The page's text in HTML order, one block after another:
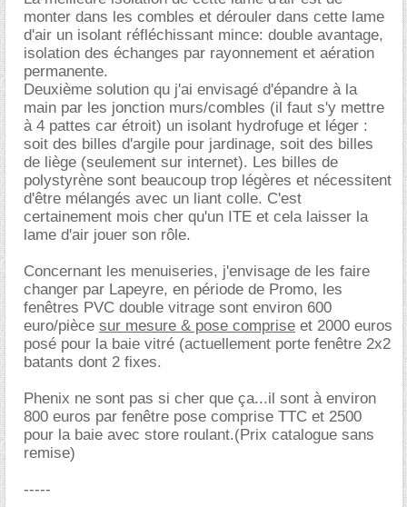
monter dans les combles et dérouler dans cette lame
d'air un isolant réfléchissant mince: double avantage,
isolation des échanges par rayonnement et aération
permanente.
Deuxième solution qu j'ai envisagé d'épandre à la
main par les jonction murs/combles (il faut s'y mettre
à 4 pattes car étroit) un isolant hydrofuge et léger :
soit des billes d'argile pour jardinage, soit des billes
de liège (seulement sur internet). Les billes de
polystyrène sont beaucoup trop légères et nécessitent
d'être mélangés avec un liant colle. C'est
certainement mois cher qu'un ITE et cela laisser la
lame d'air jouer son rôle.
Concernant les menuiseries, j'envisage de les faire
changer par Lapeyre, en période de Promo, les
fenêtres PVC double vitrage sont environ 600
euro/pièce sur mesure & pose comprise et 2000 euros
posé pour la baie vitré (actuellement porte fenêtre 2x2
batants dont 2 fixes.
Phenix ne sont pas si cher que ça...il sont à environ
800 euros par fenêtre pose comprise TTC et 2500
pour la baie avec store roulant.(Prix catalogue sans
remise)
-----